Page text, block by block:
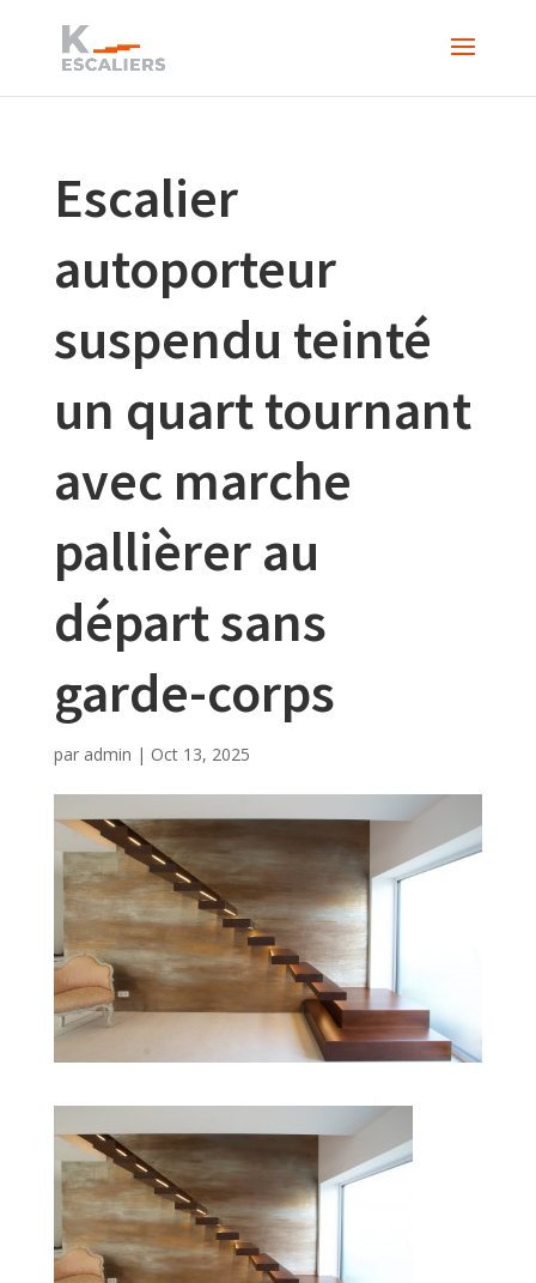
Escalier
autoporteur
suspendu teinté
un quart tournant
avec marche
pallièrer au
départ sans
garde-corps
par admin | Oct 13, 2025